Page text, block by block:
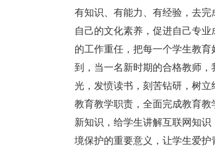
有知识、有能力、有经验，去
自己的文化素养，促进自己专
的工作重任，把每一个学生教
到，当一名新时期的合格教师
光，发愤读书，刻苦钻研，树
教育教学职责，全面完成教育
新知识，给学生讲解互联网知
境保护的重要意义，让学生爱